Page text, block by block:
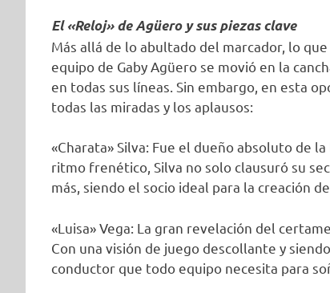
El «Reloj» de Agüero y sus piezas clave
Más allá de lo abultado del marcador, lo
equipo de Gaby Agüero se movió en la
en todas sus líneas. Sin embargo, en esta
todas las miradas y los aplausos:
«Charata» Silva: Fue el dueño absoluto de
ritmo frenético, Silva no solo clausuró su
más, siendo el socio ideal para la creación
«Luisa» Vega: La gran revelación del
Con una visión de juego descollante y
conductor que todo equipo necesita para